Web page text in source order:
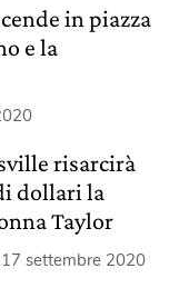
in piazza
e la
risarcirà
dollari la
Taylor
17 settembre 2020